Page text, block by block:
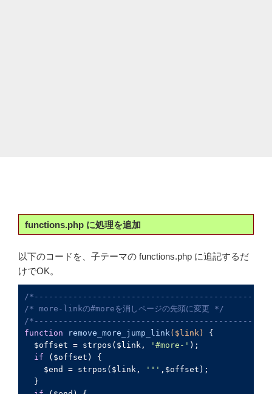
functions.php に処理を追加
以下のコードを、子テーマの functions.php に追記するだ
けでOK。
/
/* more-linkの#moreを消しページの先頭に変更 */
/
function
remove_more_jump_link( $link)
{
  $offset = strpos($link,
'#more-' );
if ($offset) {
    $end = strpos($link,
'"' ,$offset);
  }